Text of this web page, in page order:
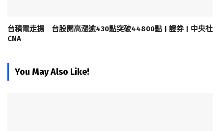
台積電走揚 台股開高漲逾430點突破44800點 | 證券 | 中央社
CNA
You May Also Like!